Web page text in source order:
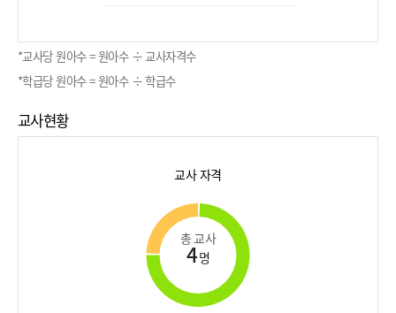
*교사당 원아수 = 원아수 ÷ 교사자격수
*학급당 원아수 = 원아수 ÷ 학급수
교사현황
교사 자격
총 교사
4명